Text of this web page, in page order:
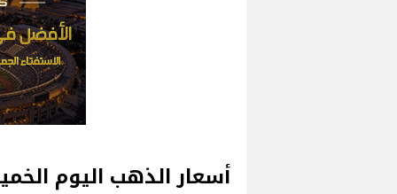
أسعار الذهب اليوم